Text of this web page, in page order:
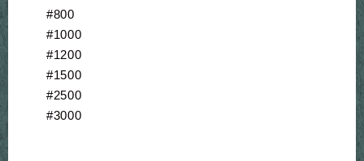
#800
#1000
#1200
#1500
#2500
#3000